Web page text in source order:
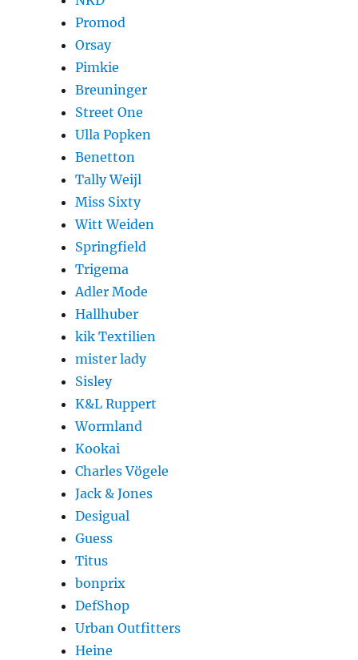
Promod
Orsay
Pimkie
Breuninger
Street One
Ulla Popken
Benetton
Tally Weijl
Miss Sixty
Witt Weiden
Springfield
Trigema
Adler Mode
Hallhuber
kik Textilien
mister lady
Sisley
K&L Ruppert
Wormland
Kookai
Charles Vögele
Jack & Jones
Desigual
Guess
Titus
bonprix
DefShop
Urban Outfitters
Heine